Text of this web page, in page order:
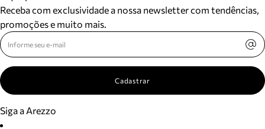
Receba com exclusividade a nossa newsletter com tendências,
promoções e muito mais.
Cadastrar
Siga a Arezzo